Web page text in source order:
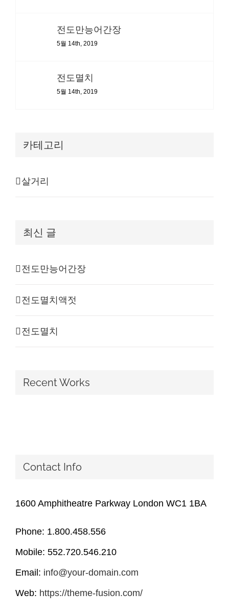
전도만능어간장
5월 14th, 2019
전도멸치
5월 14th, 2019
카테고리
살거리
최신 글
전도만능어간장
전도멸치액젓
전도멸치
Recent Works
Contact Info
1600 Amphitheatre Parkway London WC1 1BA
Phone: 1.800.458.556
Mobile: 552.720.546.210
Email: info@your-domain.com
Web: https://theme-fusion.com/